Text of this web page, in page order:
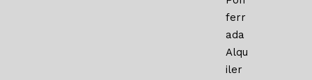
ferr
ada
Alqu
iler